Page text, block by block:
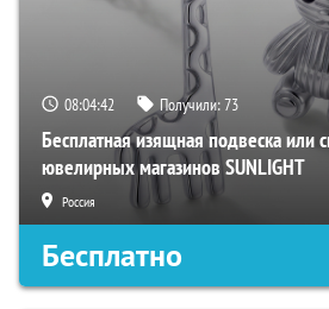
08:04:41 Получили:73
Бесплатная изящная подвеска или
ювелирных магазинов SUNLIGHT
Россия
Бесплатно